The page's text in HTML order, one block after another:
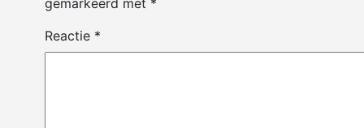
gemarkeerd met *
Reactie *